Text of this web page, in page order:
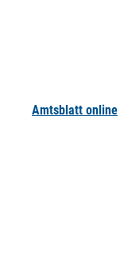
Amtsblatt online